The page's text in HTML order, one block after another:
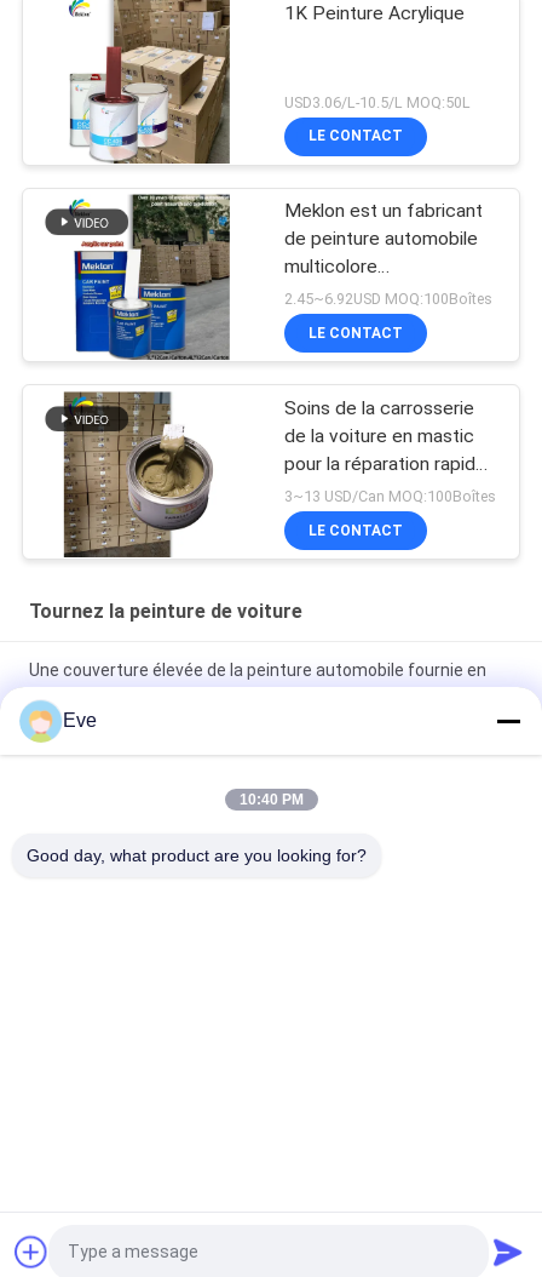
1K Peinture Acrylique
USD3.06/L-10.5/L MOQ:50L
LE CONTACT
Meklon est un fabricant
de peinture automobile
multicolore
personnalisable
2.45~6.92USD MOQ:100Boîtes
LE CONTACT
Soins de la carrosserie
de la voiture en mastic
pour la réparation rapide
des inégalités
3~13 USD/Can MOQ:100Boîtes
LE CONTACT
Tournez la peinture de voiture
Une couverture élevée de la peinture automobile fournie en
usine
Peinture automobile pré-mélangée Peinture acrylique pour
Inoffensif
Vernis Clair De
Manteau De VoitureDemandez un devis
Eve
10:40 PM
Good day, what product are you looking for?